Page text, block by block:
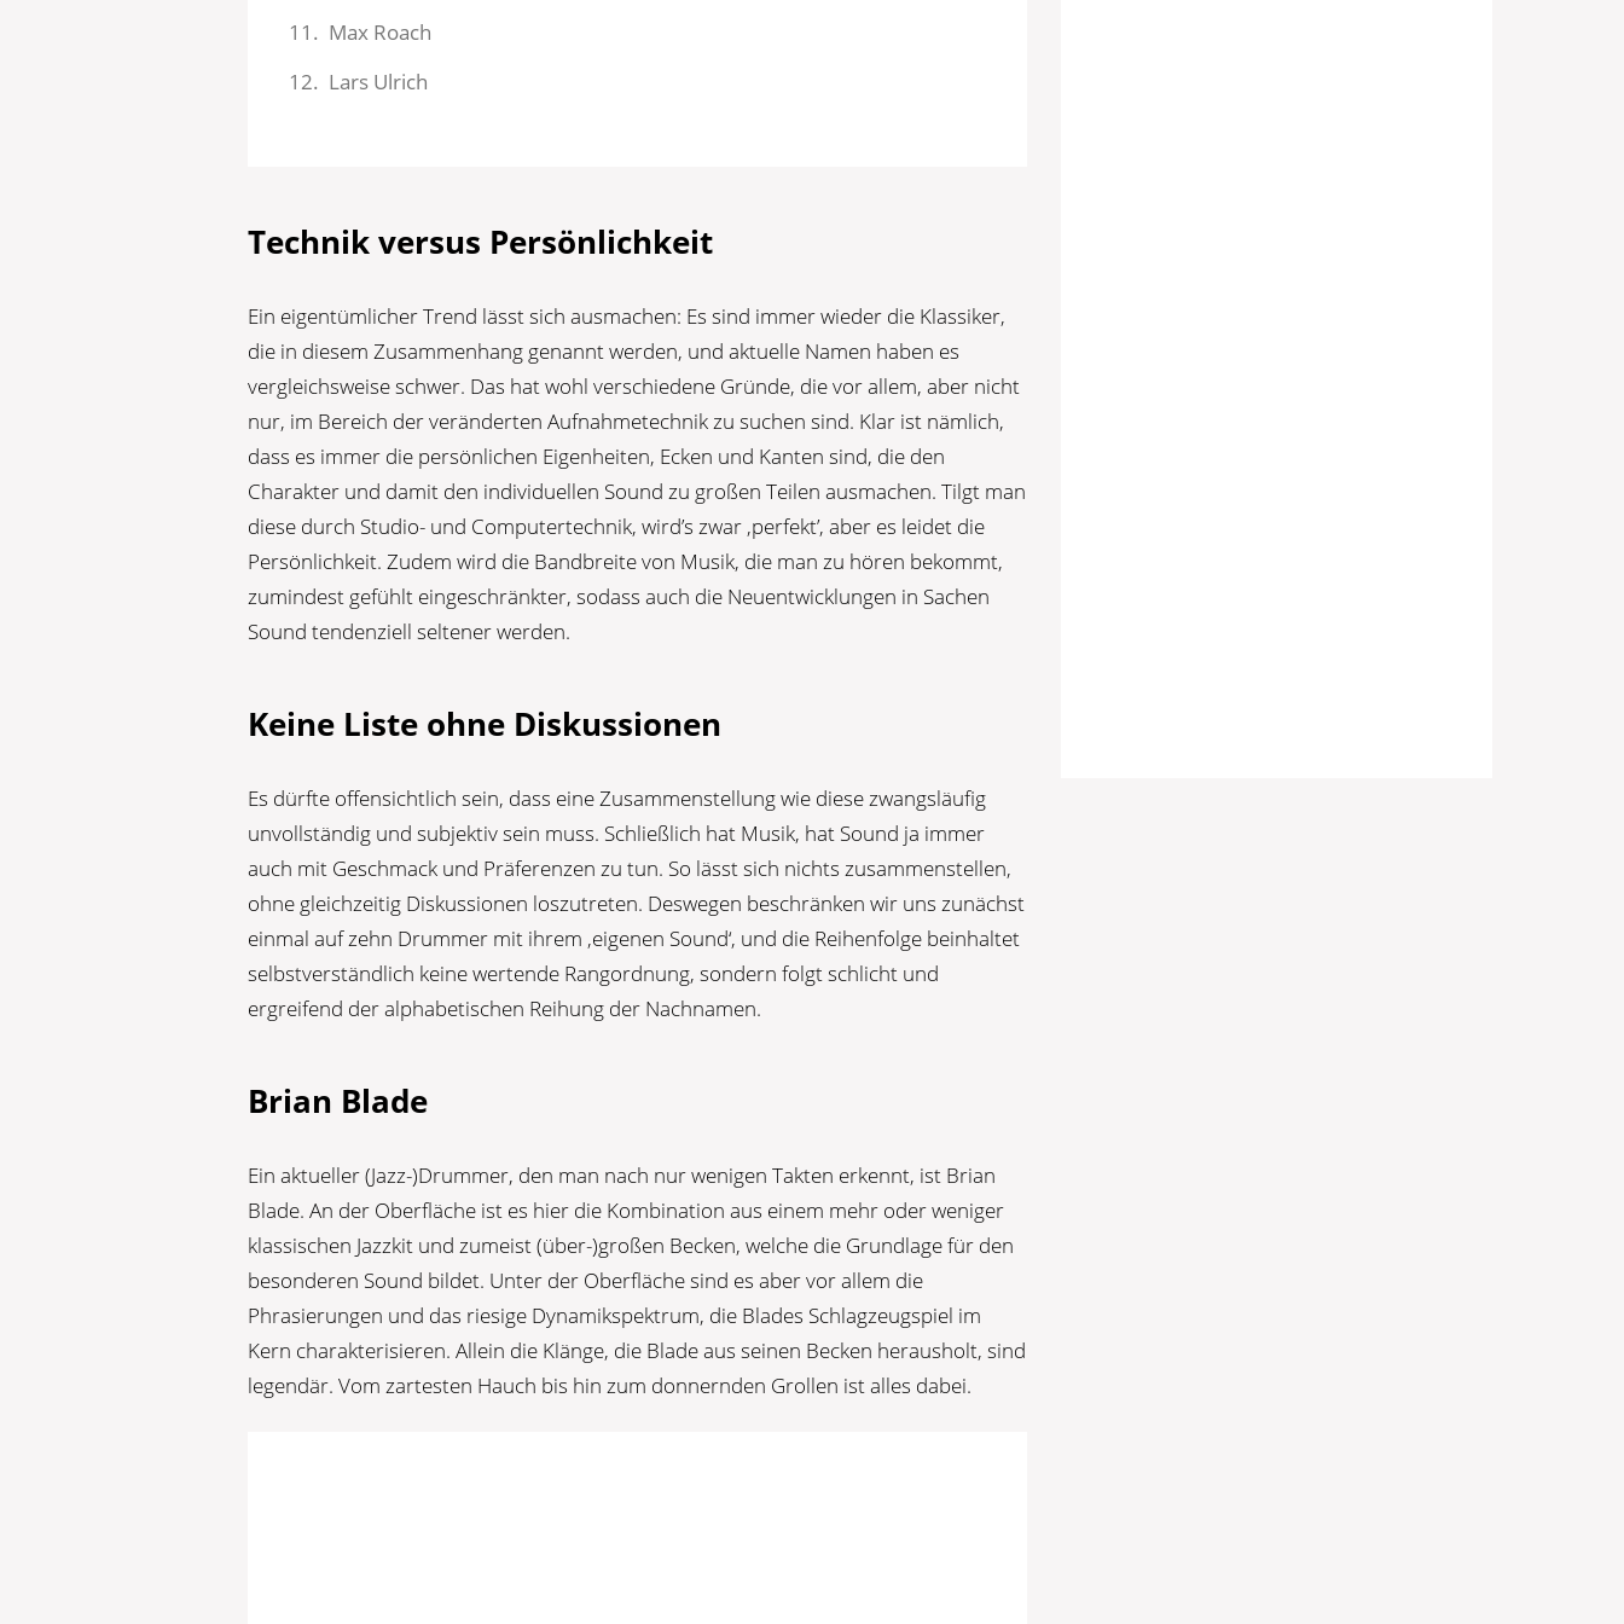
Max Roach
Lars Ulrich
Technik versus Persönlichkeit
Ein eigentümlicher Trend lässt sich ausmachen: Es sind immer wieder die Klassiker,
die in diesem Zusammenhang genannt werden, und aktuelle Namen haben es
vergleichsweise schwer. Das hat wohl verschiedene Gründe, die vor allem, aber nicht
nur, im Bereich der veränderten Aufnahmetechnik zu suchen sind. Klar ist nämlich,
dass es immer die persönlichen Eigenheiten, Ecken und Kanten sind, die den
Charakter und damit den individuellen Sound zu großen Teilen ausmachen. Tilgt man
diese durch Studio- und Computertechnik, wird’s zwar ‚perfekt’, aber es leidet die
Persönlichkeit. Zudem wird die Bandbreite von Musik, die man zu hören bekommt,
zumindest gefühlt eingeschränkter, sodass auch die Neuentwicklungen in Sachen
Sound tendenziell seltener werden.
Keine Liste ohne Diskussionen
Es dürfte offensichtlich sein, dass eine Zusammenstellung wie diese zwangsläufig
unvollständig und subjektiv sein muss. Schließlich hat Musik, hat Sound ja immer
auch mit Geschmack und Präferenzen zu tun. So lässt sich nichts zusammenstellen,
ohne gleichzeitig Diskussionen loszutreten. Deswegen beschränken wir uns zunächst
einmal auf zehn Drummer mit ihrem ‚eigenen Sound‘, und die Reihenfolge beinhaltet
selbstverständlich keine wertende Rangordnung, sondern folgt schlicht und
ergreifend der alphabetischen Reihung der Nachnamen.
Brian Blade
Ein aktueller (Jazz-)Drummer, den man nach nur wenigen Takten erkennt, ist Brian
Blade. An der Oberfläche ist es hier die Kombination aus einem mehr oder weniger
klassischen Jazzkit und zumeist (über-)großen Becken, welche die Grundlage für den
besonderen Sound bildet. Unter der Oberfläche sind es aber vor allem die
Phrasierungen und das riesige Dynamikspektrum, die Blades Schlagzeugspiel im
Kern charakterisieren. Allein die Klänge, die Blade aus seinen Becken herausholt, sind
legendär. Vom zartesten Hauch bis hin zum donnernden Grollen ist alles dabei.